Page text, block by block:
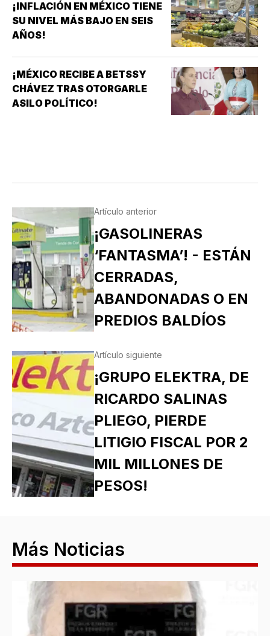
¡INFLACIÓN EN MÉXICO TIENE
SU NIVEL MÁS BAJO EN SEIS
AÑOS!
¡MÉXICO RECIBE A BETSSY
CHÁVEZ TRAS OTORGARLE
ASILO POLÍTICO!
Artículo anterior
¡GASOLINERAS
‘FANTASMA’! - ESTÁN
CERRADAS,
ABANDONADAS O EN
PREDIOS BALDÍOS
Artículo siguiente
¡GRUPO ELEKTRA, DE
RICARDO SALINAS
PLIEGO, PIERDE
LITIGIO FISCAL POR 2
MIL MILLONES DE
PESOS!
Más Noticias